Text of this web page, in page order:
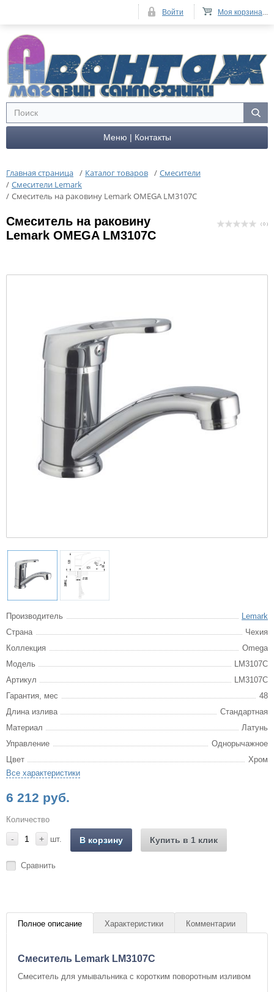
Меню | Контакты
Главная страница / Каталог товаров / Смесители
/ Смесители Lemark
/ Cмеситель на раковину Lemark OMEGA LM3107C
Cмеситель на раковину
Lemark OMEGA LM3107C
( 0 )
Производитель
Lemark
Страна
Чехия
Коллекция
Omega
Модель
LM3107C
Артикул
LM3107C
Гарантия, мес
48
Длина излива
Стандартная
Материал
Латунь
Управление
Однорычажное
Цвет
Хром
Все характеристики
6 212 руб.
Количество
- + шт. В корзину Купить в 1 клик
Сравнить
Полное описание Характеристики Комментарии
Смеситель Lemark LM3107C
Смеситель для умывальника с коротким поворотным изливом
Моя корзина...
Войти